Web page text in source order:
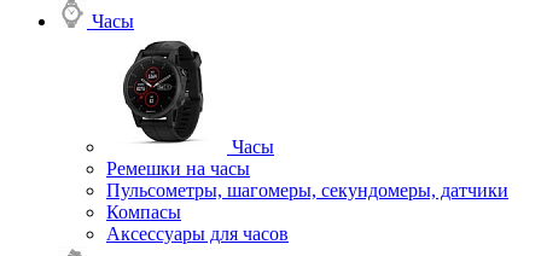
Часы
Часы
Ремешки на часы
Пульсометры, шагомеры, секундомеры, датчики
Компасы
Аксессуары для часов